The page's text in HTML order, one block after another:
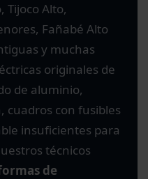
Tijoco Alto,
Fañabé Alto
y muchas
originales de
de aluminio,
cuadros con fusibles
insuficientes para
técnicos
de